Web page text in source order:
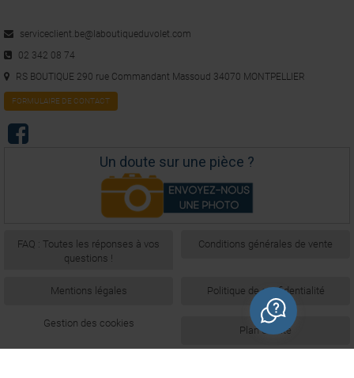
serviceclient.be@laboutiqueduvolet.com
02 342 08 74
RS BOUTIQUE 290 rue Commandant Massoud 34070 MONTPELLIER
FORMULAIRE DE CONTACT
Un doute sur une pièce ?
FAQ : Toutes les réponses à vos
questions !
Conditions générales de vente
Mentions légales Politique de confidentialité
Gestion des cookies
Plan du site